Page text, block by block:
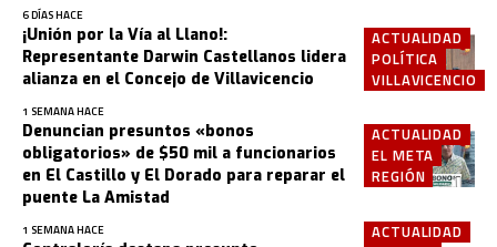
6 DÍAS HACE
ACTUALIDAD
POLÍTICA
VILLAVICENCIO
¡Unión por la Vía al Llano!:
Representante Darwin Castellanos lidera
alianza en el Concejo de Villavicencio
1 SEMANA HACE
ACTUALIDAD
EL META
REGIÓN
Denuncian presuntos «bonos
obligatorios» de $50 mil a funcionarios
en El Castillo y El Dorado para reparar el
puente La Amistad
1 SEMANA HACE
ACTUALIDAD